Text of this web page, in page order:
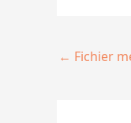
← Fichier